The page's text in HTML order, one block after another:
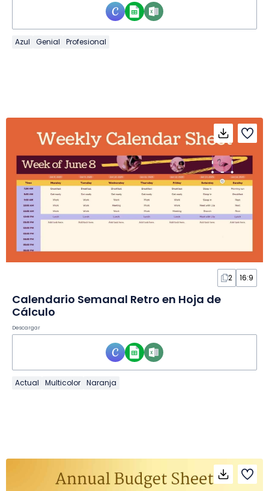
Azul Genial Profesional
2 16:9
Calendario Semanal Retro en Hoja de
Cálculo
Descargar
Actual Multicolor Naranja